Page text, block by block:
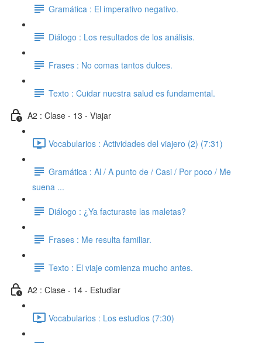
Gramática : El imperativo negativo.
Diálogo : Los resultados de los análisis.
Frases : No comas tantos dulces.
Texto : Cuidar nuestra salud es fundamental.
A2 : Clase - 13 - Viajar
Vocabularios : Actividades del viajero (2) (7:31)
Gramática : Al / A punto de / Casi / Por poco / Me
suena ...
Diálogo : ¿Ya facturaste las maletas?
Frases : Me resulta familiar.
Texto : El viaje comienza mucho antes.
A2 : Clase - 14 - Estudiar
Vocabularios : Los estudios (7:30)